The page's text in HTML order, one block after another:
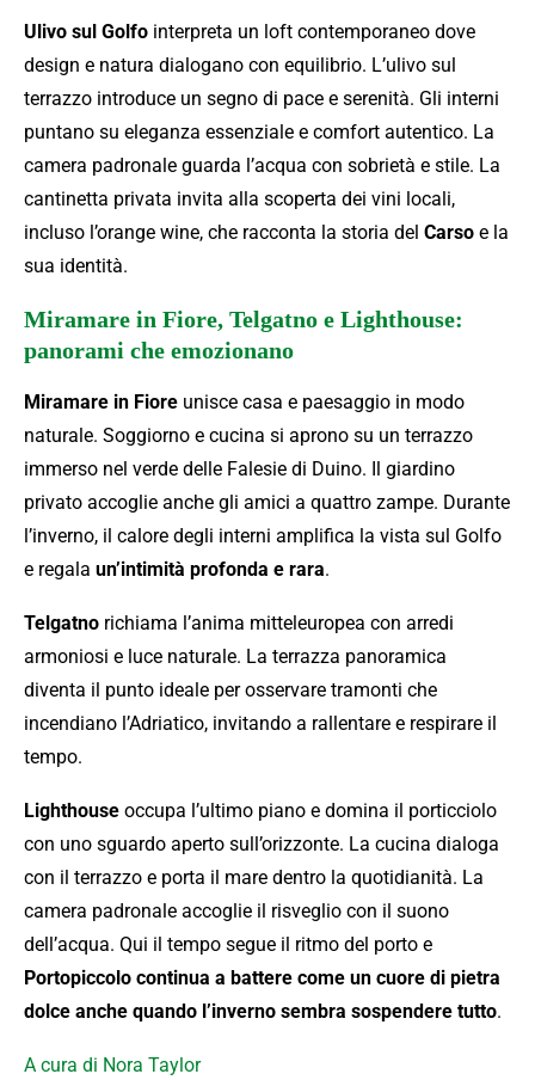
Ulivo sul Golfo interpreta un loft contemporaneo dove
design e natura dialogano con equilibrio. L’ulivo sul
terrazzo introduce un segno di pace e serenità. Gli interni
puntano su eleganza essenziale e comfort autentico. La
camera padronale guarda l’acqua con sobrietà e stile. La
cantinetta privata invita alla scoperta dei vini locali,
incluso l’orange wine, che racconta la storia del Carso e la
sua identità.
Miramare in Fiore, Telgatno e Lighthouse:
panorami che emozionano
Miramare in Fiore unisce casa e paesaggio in modo
naturale. Soggiorno e cucina si aprono su un terrazzo
immerso nel verde delle Falesie di Duino. Il giardino
privato accoglie anche gli amici a quattro zampe. Durante
l’inverno, il calore degli interni amplifica la vista sul Golfo
e regala un’intimità profonda e rara.
Telgatno richiama l’anima mitteleuropea con arredi
armoniosi e luce naturale. La terrazza panoramica
diventa il punto ideale per osservare tramonti che
incendiano l’Adriatico, invitando a rallentare e respirare il
tempo.
Lighthouse occupa l’ultimo piano e domina il porticciolo
con uno sguardo aperto sull’orizzonte. La cucina dialoga
con il terrazzo e porta il mare dentro la quotidianità. La
camera padronale accoglie il risveglio con il suono
dell’acqua. Qui il tempo segue il ritmo del porto e
Portopiccolo continua a battere come un cuore di pietra
dolce anche quando l’inverno sembra sospendere tutto.
A cura di Nora Taylor